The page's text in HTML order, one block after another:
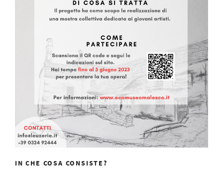
IN CHE COSA CONSISTE?